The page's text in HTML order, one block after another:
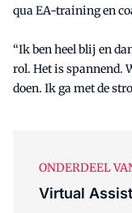
qua EA-training en
“Ik ben heel blij en
rol. Het is spannend.
doen. Ik ga met de
ONDERDEEL
Virtual